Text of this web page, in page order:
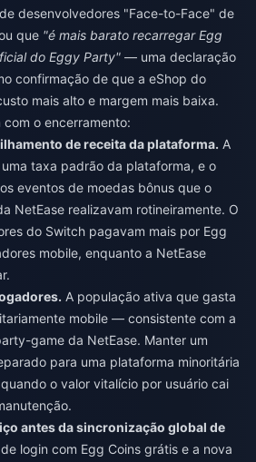
desenvolvedores "Face-to-Face" de
que "é mais barato recarregar Egg
do Eggy Party" — uma declaração
confirmação de que a eShop do
mais alto e margem mais baixa.
o encerramento:
de receita da plataforma. A
taxa padrão da plataforma, e o
eventos de moedas bônus que o
NetEase realizavam rotineiramente. O
do Switch pagavam mais por Egg
mobile, enquanto a NetEase
A população ativa que gasta
mobile — consistente com a
game da NetEase. Manter um
para uma plataforma minoritária
o valor vitalício por usuário cai
antes da sincronização global de
login com Egg Coins grátis e a nova